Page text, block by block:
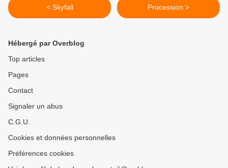
< Skyfall Procession >
Hébergé par Overblog
Top articles
Pages
Contact
Signaler un abus
C.G.U.
Cookies et données personnelles
Préférences cookies